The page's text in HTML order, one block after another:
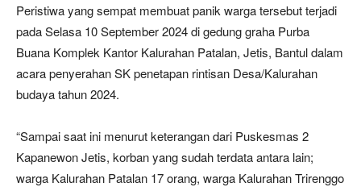
Peristiwa yang sempat membuat panik warga tersebut terjadi
pada Selasa 10 September 2024 di gedung graha Purba
Buana Komplek Kantor Kalurahan Patalan, Jetis, Bantul dalam
acara penyerahan SK penetapan rintisan Desa/Kalurahan
budaya tahun 2024.
“Sampai saat ini menurut keterangan dari Puskesmas 2
Kapanewon Jetis, korban yang sudah terdata antara lain;
warga Kalurahan Patalan 17 orang, warga Kalurahan Trirenggo